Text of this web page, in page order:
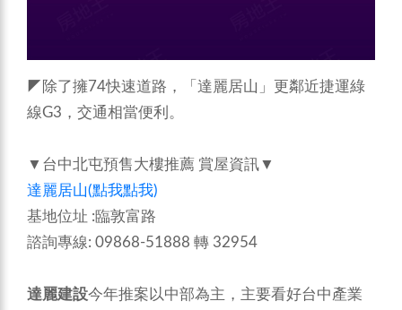
◤除了擁74快速道路，「達麗居山」更鄰近捷運綠
線G3，交通相當便利。
▼台中北屯預售大樓推薦 賞屋資訊▼
達麗居山(點我點我)
基地位址 :臨敦富路
諮詢專線: 09868-51888 轉 32954
達麗建設今年推案以中部為主，主要看好台中產業